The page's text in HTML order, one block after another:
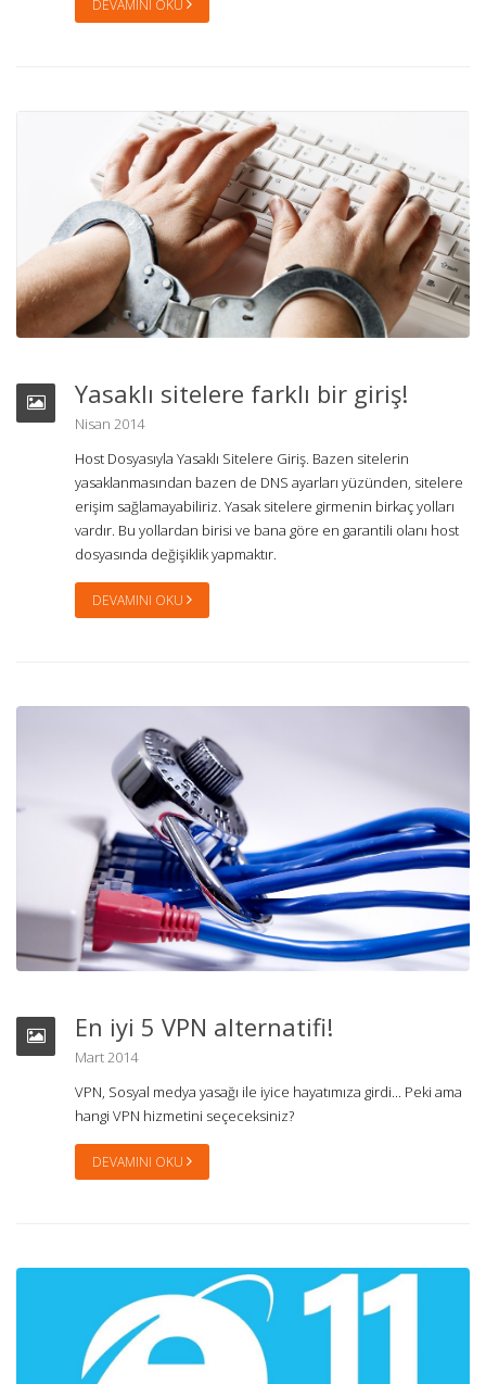
DEVAMINI OKU
Yasaklı sitelere farklı bir giriş!
Nisan 2014
Host Dosyasıyla Yasaklı Sitelere Giriş. Bazen sitelerin
yasaklanmasından bazen de DNS ayarları yüzünden, sitelere
erişim sağlamayabiliriz. Yasak sitelere girmenin birkaç yolları
vardır. Bu yollardan birisi ve bana göre en garantili olanı host
dosyasında değişiklik yapmaktır.
DEVAMINI OKU
En iyi 5 VPN alternatifi!
Mart 2014
VPN, Sosyal medya yasağı ile iyice hayatımıza girdi... Peki ama
hangi VPN hizmetini seçeceksiniz?
DEVAMINI OKU